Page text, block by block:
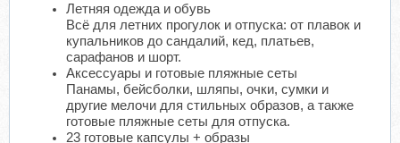
Летняя одежда и обувь
Всё для летних прогулок и отпуска: от плавок и
купальников до сандалий, кед, платьев,
сарафанов и шорт.
Аксессуары и готовые пляжные сеты
Панамы, бейсболки, шляпы, очки, сумки и
другие мелочи для стильных образов, а также
готовые пляжные сеты для отпуска.
23 готовые капсулы + образы